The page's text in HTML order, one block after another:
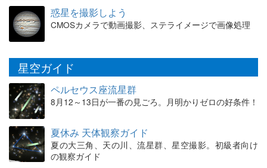
惑星を撮影しよう
CMOSカメラで動画撮影、ステライメージで画像処理
星空ガイド
ペルセウス座流星群
8月12～13日が一番の見ごろ。月明かりゼロの好条件！
夏休み 天体観察ガイド
夏の大三角、天の川、流星群、星空撮影。初級者向け
の観察ガイド